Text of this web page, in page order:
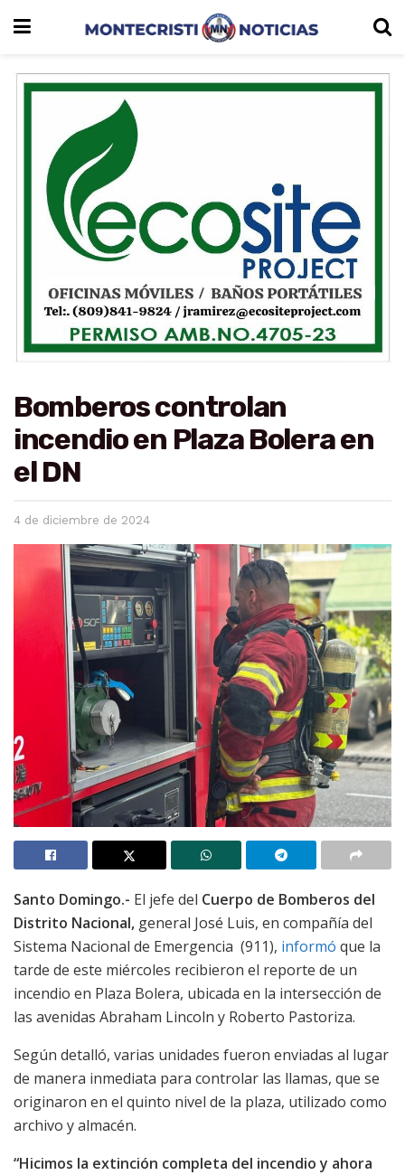
Bomberos controlan
incendio en Plaza Bolera en
el DN
4 de diciembre de 2024
Santo Domingo.- El jefe del Cuerpo de Bomberos del
Distrito Nacional, general José Luis, en compañía del
Sistema Nacional de Emergencia (911), informó que la
tarde de este miércoles recibieron el reporte de un
incendio en Plaza Bolera, ubicada en la intersección de
las avenidas Abraham Lincoln y Roberto Pastoriza.
Según detalló, varias unidades fueron enviadas al lugar
de manera inmediata para controlar las llamas, que se
originaron en el quinto nivel de la plaza, utilizado como
archivo y almacén.
“Hicimos la extinción completa del incendio y ahora